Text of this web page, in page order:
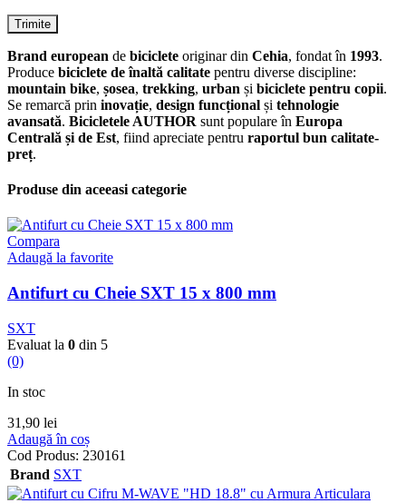
Brand european de biciclete originar din Cehia, fondat în 1993.
Produce biciclete de înaltă calitate pentru diverse discipline:
mountain bike, șosea, trekking, urban și biciclete pentru copii.
Se remarcă prin inovație, design funcțional și tehnologie
avansată. Bicicletele AUTHOR sunt populare în Europa
Centrală și de Est, fiind apreciate pentru raportul bun calitate-
preț.
Produse din aceeasi categorie
Compara
Adaugă la favorite
Antifurt cu Cheie SXT 15 x 800 mm
SXT
Evaluat la 0 din 5
(0)
In stoc
31,90 lei
Adaugă în coș
Cod Produs: 230161
Brand SXT